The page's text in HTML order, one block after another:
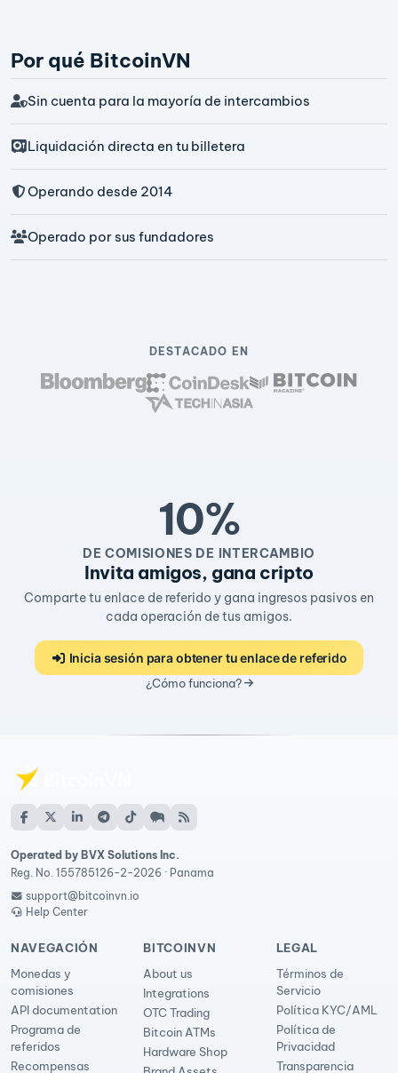
Por qué BitcoinVN
Sin cuenta para la mayoría de intercambios
Liquidación directa en tu billetera
Operando desde 2014
Operado por sus fundadores
DESTACADO EN
10%
DE COMISIONES DE INTERCAMBIO
Invita amigos, gana cripto
Comparte tu enlace de referido y gana ingresos pasivos en
cada operación de tus amigos.
Inicia sesión para obtener tu enlace de referido
¿Cómo funciona?
Operated by BVX Solutions Inc.
Reg. No. 155785126-2-2026 · Panama
support@bitcoinvn.io
Help Center
NAVEGACIÓN
Monedas y
comisiones
API documentation
Programa de
referidos
Recompensas
BITCOINVN
About us
Integrations
OTC Trading
Bitcoin ATMs
Hardware Shop
LEGAL
Términos de
Servicio
Política KYC/AML
Política de
Privacidad
Transparencia